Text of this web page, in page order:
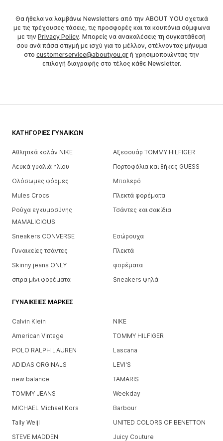
Θα ήθελα να λαμβάνω Newsletters από την ABOUT YOU σχετικά
με τις τρέχουσες τάσεις, τις προσφορές και τα κουπόνια σύμφωνα
με την Privacy Policy. Μπορείς να ανακαλέσεις τη συγκατάθεσή
σου ανά πάσα στιγμή με ισχύ για το μέλλον, στέλνοντας μήνυμα
στο customerservice@aboutyou.gr ή χρησιμοποιώντας την
επιλογή διαγραφής στο τέλος κάθε Newsletter.
ΚΑΤΗΓΟΡΊΕΣ ΓΥΝΑΙΚΏΝ
Αθλητικά κολάν NIKE
Αξεσουάρ TOMMY HILFIGER
Λευκά γυαλιά ηλίου
Πορτοφόλια και θήκες GUESS
Ολόσωμες φόρμες
Μπολερό
Mules Crocs
Πλεκτά φορέματα
Ρούχα εγκυμοσύνης
MAMALICIOUS
Τσάντες και σακίδια
Sneakers CONVERSE
Εσώρουχα
Γυναικείες τσάντες
Πλεκτά
Skinny jeans ONLY
φορέματα
σπρα μίνι φορέματα
Sneakers ψηλά
ΓΥΝΑΙΚΕΊΕΣ ΜΆΡΚΕΣ
Calvin Klein
NIKE
American Vintage
TOMMY HILFIGER
POLO RALPH LAUREN
Lascana
ADIDAS ORGINALS
LEVI'S
new balance
TAMARIS
TOMMY JEANS
Weekday
MICHAEL Michael Kors
Barbour
Tally Weijl
UNITED COLORS OF BENETTON
STEVE MADDEN
Juicy Couture